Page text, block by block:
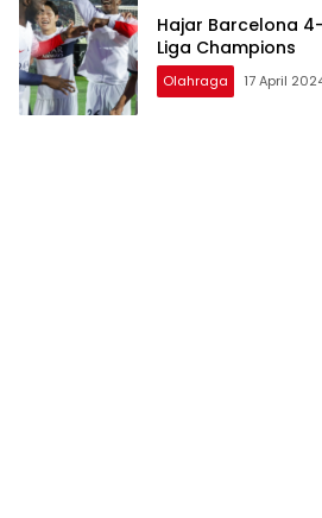
Hajar Barcelona 4-
Liga Champions
Olahraga 17 April